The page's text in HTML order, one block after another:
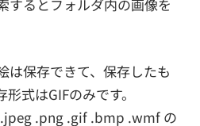
するとフォルダ内の画像を
は保存できて、保存したも
式はGIFのみです。
.png .gif .bmp .wmf の